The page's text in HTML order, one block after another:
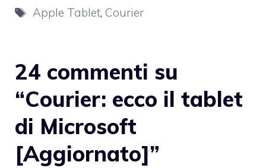
Tag
Apple Tablet, Courier
24 commenti su
“Courier: ecco il tablet
di Microsoft
[Aggiornato]”